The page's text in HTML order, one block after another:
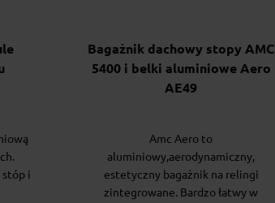
stóp i
Bagażnik dachowy stopy AMC
5400 i belki aluminiowe Aero
AE49
Amc Aero to
aluminiowy,aerodynamiczny,
estetyczny bagażnik na relingi
zintegrowane. Bardzo łatwy w